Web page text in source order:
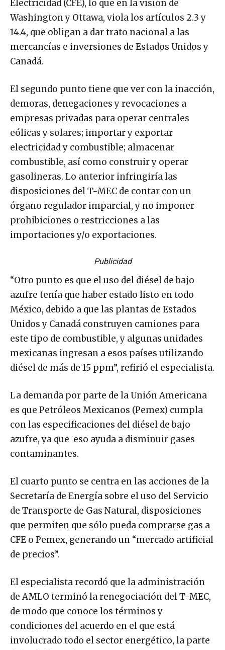
Electricidad (CFE), lo que en la visión de
Washington y Ottawa, viola los artículos 2.3 y
14.4, que obligan a dar trato nacional a las
mercancías e inversiones de Estados Unidos y
Canadá.
El segundo punto tiene que ver con la inacción,
demoras, denegaciones y revocaciones a
empresas privadas para operar centrales
eólicas y solares; importar y exportar
electricidad y combustible; almacenar
combustible, así como construir y operar
gasolineras. Lo anterior infringiría las
disposiciones del T-MEC de contar con un
órgano regulador imparcial, y no imponer
prohibiciones o restricciones a las
importaciones y/o exportaciones.
Publicidad
“Otro punto es que el uso del diésel de bajo
azufre tenía que haber estado listo en todo
México, debido a que las plantas de Estados
Unidos y Canadá construyen camiones para
este tipo de combustible, y algunas unidades
mexicanas ingresan a esos países utilizando
diésel de más de 15 ppm”, refirió el especialista.
La demanda por parte de la Unión Americana
es que Petróleos Mexicanos (Pemex) cumpla
con las especificaciones del diésel de bajo
azufre, ya que eso ayuda a disminuir gases
contaminantes.
El cuarto punto se centra en las acciones de la
Secretaría de Energía sobre el uso del Servicio
de Transporte de Gas Natural, disposiciones
que permiten que sólo pueda comprarse gas a
CFE o Pemex, generando un “mercado artificial
de precios”.
El especialista recordó que la administración
de AMLO terminó la renegociación del T-MEC,
de modo que conoce los términos y
condiciones del acuerdo en el que está
involucrado todo el sector energético, la parte